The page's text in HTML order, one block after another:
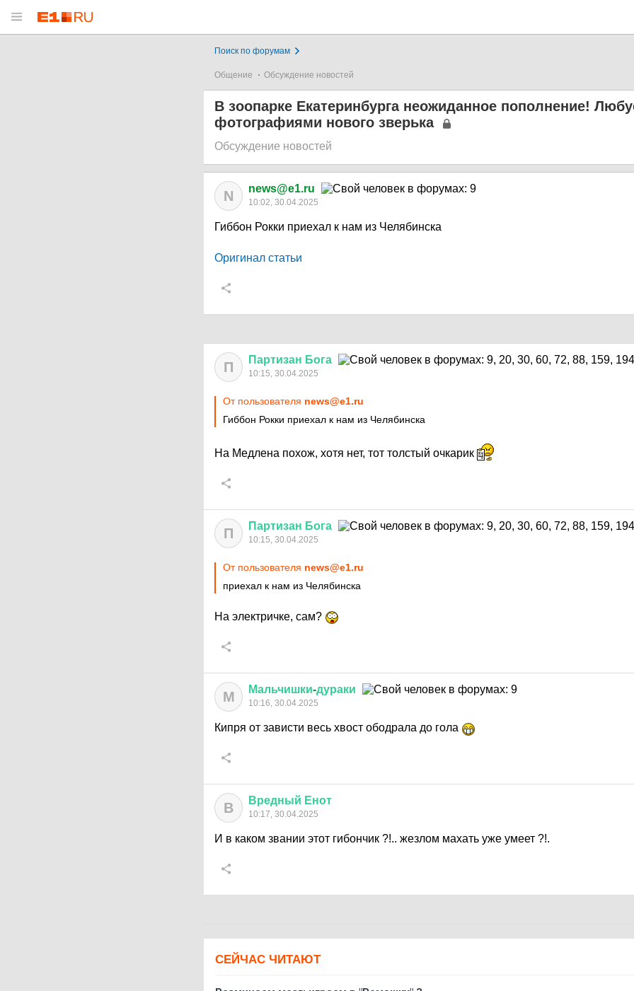
Поиск по форумам
Общение Обсуждение новостей
В зоопарке Екатеринбурга неожиданное пополнение!
фотографиями нового зверька
Обсуждение новостей
N news@e1.ru
10:02, 30.04.2025
Гиббон Рокки приехал к нам из Челябинска
Оригинал статьи
П Партизан Бога
10:15, 30.04.2025
От пользователя news@e1.ru
Гиббон Рокки приехал к нам из Челябинска
На Медлена похож, хотя нет, тот толстый очкарик
П Партизан Бога
10:15, 30.04.2025
От пользователя news@e1.ru
приехал к нам из Челябинска
На электричке, сам?
М Мальчишки-дураки
10:16, 30.04.2025
Кипря от зависти весь хвост ободрала до гола
В Вредный Енот
10:17, 30.04.2025
И в каком звании этот гибончик ?!.. жезлом махать уже умеет ?!.
СЕЙЧАС ЧИТАЮТ